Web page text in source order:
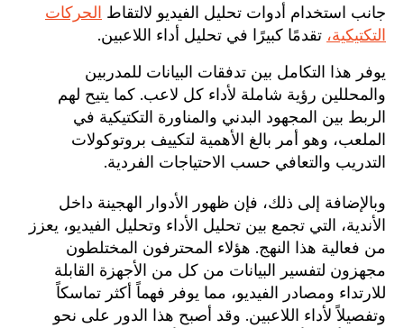
جانب استخدام أدوات تحليل الفيديو لالتقاط
الحركات
التكتيكية، تقدمًا كبيرًا في تحليل أداء اللاعبين.
يوفر هذا التكامل بين تدفقات البيانات للمدربين
والمحللين رؤية شاملة لأداء كل لاعب. كما يتيح لهم
الربط بين المجهود البدني والمناورة التكتيكية في
الملعب، وهو أمر بالغ الأهمية لتكييف بروتوكولات
التدريب والتعافي حسب الاحتياجات الفردية.
وبالإضافة إلى ذلك، فإن ظهور الأدوار الهجينة داخل
الأندية، التي تجمع بين تحليل الأداء وتحليل الفيديو، يعزز
من فعالية هذا النهج. هؤلاء المحترفون المختلطون
مجهزون لتفسير البيانات من كل من الأجهزة القابلة
للارتداء ومصادر الفيديو، مما يوفر فهماً أكثر تماسكاً
وتفصيلاً لأداء اللاعبين. وقد أصبح هذا الدور على نحو